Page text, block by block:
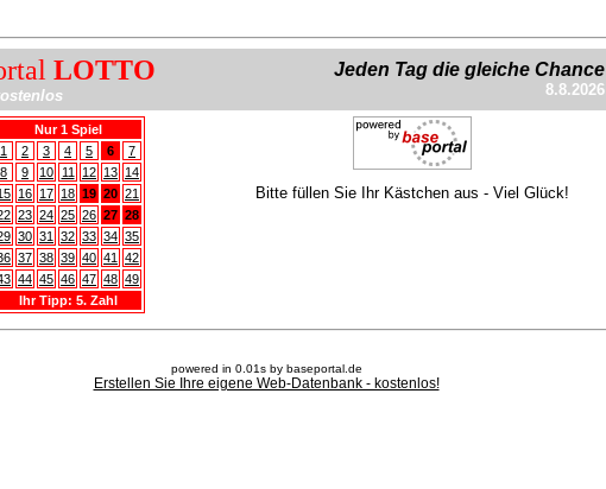
LOTTO Jeden Tag die gleiche Chance
8.8.2026
Nur 1 Spiel
1
2 3 4 5 6
7
8
9 10 11 12 13 14
16 17 18 19 20 21
23 24 25 26 27 28
30 31 32 33 34 35
37 38 39 40 41
42
44 45 46 47 48 49
Ihr Tipp: 5. Zahl
Bitte füllen Sie Ihr Kästchen aus - Viel Glück!
powered in 0.01s by baseportal.de
Erstellen Sie Ihre eigene Web-Datenbank - kostenlos!